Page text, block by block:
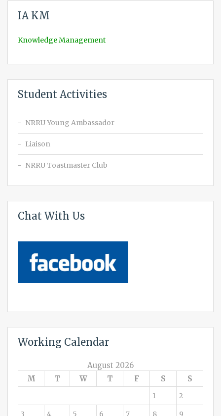
IA KM
Knowledge Management
Student Activities
NRRU Young Ambassador
Liaison
NRRU Toastmaster Club
Chat With Us
Working Calendar
August 2026
M
T W T F S S
1 2
3 4 5 6 7 8 9